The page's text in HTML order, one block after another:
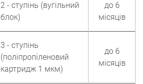
2 - ступінь (вугільний
блок)
до 6
місяців
3 - ступінь
(поліпропіленовий
картридж 1 мкм)
до 6
місяців